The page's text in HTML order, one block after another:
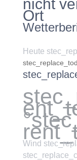
nicht
Ort
Heute
Wind